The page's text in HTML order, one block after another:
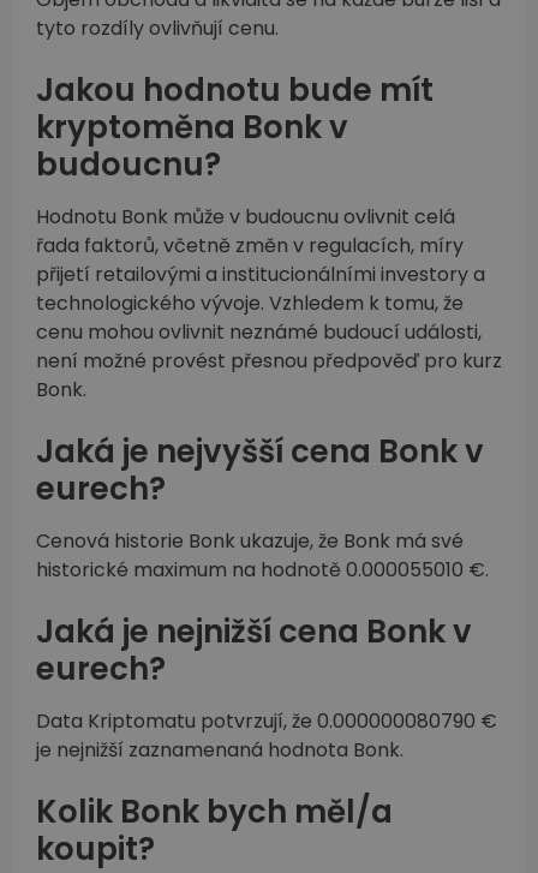
tyto rozdíly ovlivňují cenu.
Jakou hodnotu bude mít
kryptoměna Bonk v
budoucnu?
Hodnotu Bonk může v budoucnu ovlivnit celá
řada faktorů, včetně změn v regulacích, míry
přijetí retailovými a institucionálními investory a
technologického vývoje. Vzhledem k tomu, že
cenu mohou ovlivnit neznámé budoucí události,
není možné provést přesnou předpověď pro kurz
Bonk.
Jaká je nejvyšší cena Bonk v
eurech?
Cenová historie Bonk ukazuje, že Bonk má své
historické maximum na hodnotě 0.000055010 €.
Jaká je nejnižší cena Bonk v
eurech?
Data Kriptomatu potvrzují, že 0.000000080790 €
je nejnižší zaznamenaná hodnota Bonk.
Kolik Bonk bych měl/a
koupit?